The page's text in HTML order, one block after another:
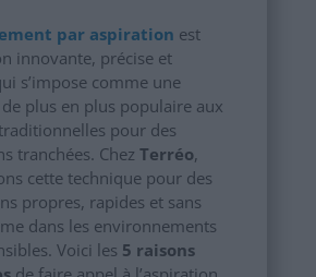
par aspiration est
innovante, précise et
s’impose comme une
plus en plus populaire aux
pour des
tranchées. Chez Terréo,
cette technique pour des
propres, rapides et sans
dans les environnements
Voici les 5 raisons